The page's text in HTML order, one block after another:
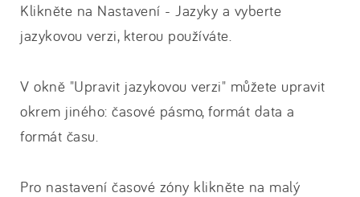
Klikněte na Nastavení - Jazyky a vyberte
jazykovou verzi, kterou používáte.
V okně "Upravit jazykovou verzi" můžete upravit
okrem jiného: časové pásmo, formát data a
formát času.
Pro nastavení časové zóny klikněte na malý